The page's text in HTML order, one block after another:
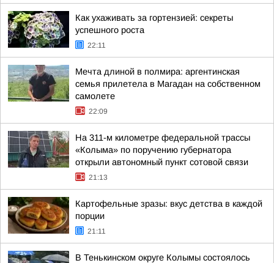
Как ухаживать за гортензией: секреты
успешного роста
22:11
Мечта длиной в полмира: аргентинская
семья прилетела в Магадан на собственном
самолете
22:09
На 311-м километре федеральной трассы
«Колыма» по поручению губернатора
открыли автономный пункт сотовой связи
21:13
Картофельные зразы: вкус детства в каждой
порции
21:11
В Тенькинском округе Колымы состоялось